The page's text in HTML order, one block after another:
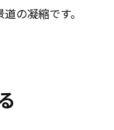
の凝縮です。